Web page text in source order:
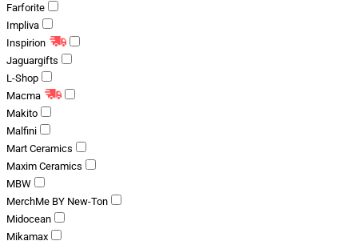
Farforite
Impliva
Inspirion
Jaguargifts
L-Shop
Macma
Makito
Malfini
Mart Ceramics
Maxim Ceramics
MBW
MerchMe BY New-Ton
Midocean
Mikamax